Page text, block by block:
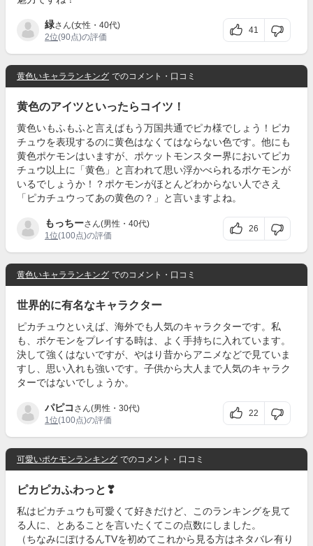
緑さん(女性・40代)
2位(90点)の評価
41
黄色いキャラランキング でのコメント・口コミ
黄色のアイツといったらコイツ！
黄色いもふもふと言えばもう万国共通でピカ様でしょう！ピカ
チュウを表現するのに黄色はなくてはならない色です。他にも
黄色ポケモンはいますが、ポケットモンスター界においてピカ
チュウ以上に「黄色」と言われて思い浮かべられるポケモンが
いるでしょうか！？ポケモンがほとんどわからない人でさえ
「ピカチュウってあの黄色の？」と言いますよね。
もっちーさん(男性・40代)
1位(100点)の評価
26
黄色いキャラランキング でのコメント・口コミ
世界的に有名なキャラクター
ピカチュウといえば、海外でも人気のキャラクターです。私
も、ポケモンをプレイする時は、よく手持ちに入れています。
決して強くはないですが、やはり昔からアニメなどで見ていま
すし、思い入れも強いです。子供から大人まで人気のキャラク
ターではないでしょうか。
パピコ さん(男性・30代)
1位(100点)の評価
22
可愛いポケモンランキング でのコメント・口コミ
ピカピカふわっと❣
私はピカチュウも可愛くて好きだけど、このランキングを見て
る人に、とあることを言いたくてこの点数にしました。
（ちなみにぽけるんTVを初めてこれから見る方はネタバレ有り